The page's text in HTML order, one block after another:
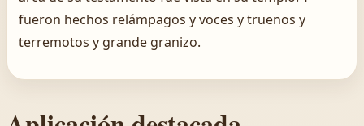
fueron hechos relámpagos y voces y truenos y
terremotos y grande granizo.